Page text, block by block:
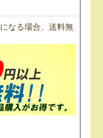
なる場合、送料無